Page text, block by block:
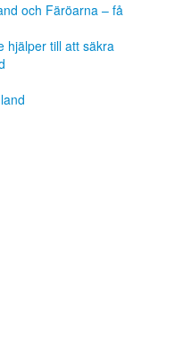
och Färöarna – få
hjälper till att säkra